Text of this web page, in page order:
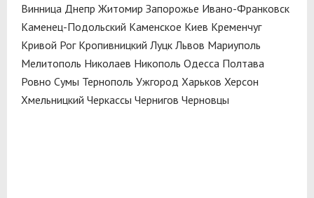
Винница Днепр Житомир Запорожье Ивано-Франковск
Каменец-Подольский Каменское Киев Кременчуг
Кривой Рог Кропивницкий Луцк Львов Мариуполь
Мелитополь Николаев Никополь Одесса Полтава
Ровно Сумы Тернополь Ужгород Харьков Херсон
Хмельницкий Черкассы Чернигов Черновцы